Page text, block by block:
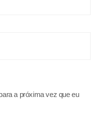
a próxima vez que eu